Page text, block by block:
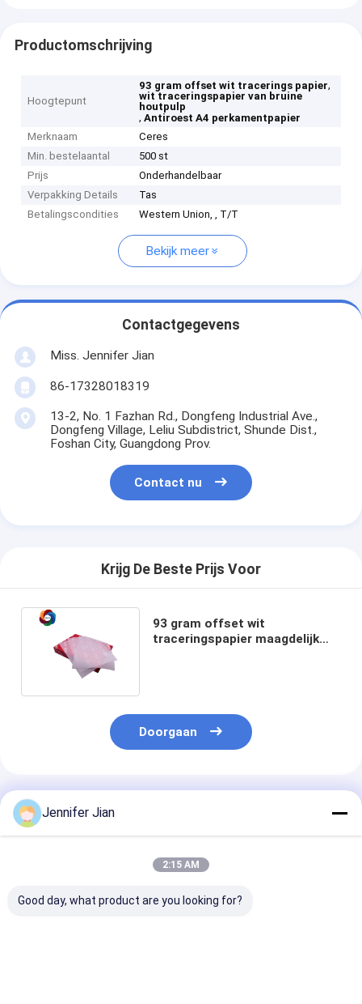
Productomschrijving
Hoogtepunt
93 gram offset wit tracerings papier,
wit traceringspapier van bruine
houtpulp
,Antiroest A4 perkamentpapier
Merknaam
Ceres
Min. bestelaantal
500 st
Prijs
Onderhandelbaar
Verpakking Details
Tas
Betalingscondities
Western Union, , T/T
Bekijk meer
Contactgegevens
Miss. Jennifer Jian
86-17328018319
13-2, No. 1 Fazhan Rd., Dongfeng Industrial Ave.,
Dongfeng Village, Leliu Subdistrict, Shunde Dist.,
Foshan City, Guangdong Prov.
Contact nu
Krijg De Beste Prijs Voor
93 gram offset wit
traceringspapier maagdelijk
Doorgaan
Geadviseerde Producten
Jennifer Jian
2:15 AM
Good day, what product are you looking for?